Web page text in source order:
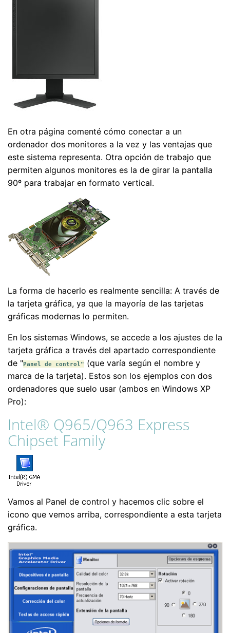
En otra página comenté cómo conectar a un
ordenador dos monitores a la vez y las ventajas que
este sistema representa. Otra opción de trabajo que
permiten algunos monitores es la de girar la pantalla
90º para trabajar en formato vertical.
La forma de hacerlo es realmente sencilla: A través de
la tarjeta gráfica, ya que la mayoría de las tarjetas
gráficas modernas lo permiten.
En los sistemas Windows, se accede a los ajustes de la
tarjeta gráfica a través del apartado correspondiente
de "Panel de control" (que varía según el nombre y
marca de la tarjeta). Estos son los ejemplos con dos
ordenadores que suelo usar (ambos en Windows XP
Pro):
Intel® Q965/Q963 Express
Chipset Family
Vamos al Panel de control y hacemos clic sobre el
icono que vemos arriba, correspondiente a esta tarjeta
gráfica.